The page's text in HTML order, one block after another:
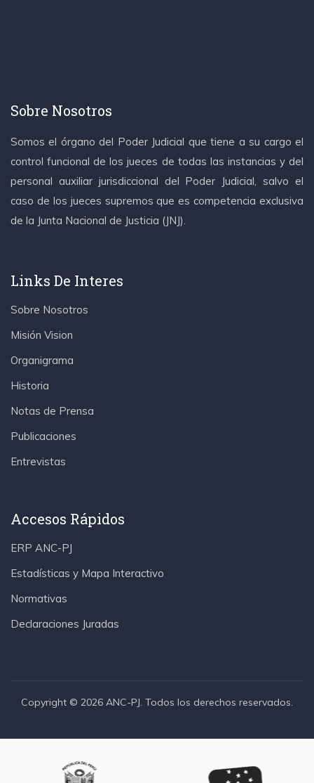
Sobre Nosotros
Somos el órgano del Poder Judicial que tiene a su cargo el
control funcional de los jueces de todas las instancias y del
personal auxiliar jurisdiccional del Poder Judicial, salvo el
caso de los jueces supremos que es competencia exclusiva
de la Junta Nacional de Justicia (JNJ).
Links De Interes
Sobre Nosotros
Misión Vision
Organigrama
Historia
Notas de Prensa
Publicaciones
Entrevistas
Accesos Rápidos
ERP ANC-PJ
Estadísticas y Mapa Interactivo
Normativas
Declaraciones Juradas
Copyright © 2026 ANC-PJ. Todos los derechos reservados.